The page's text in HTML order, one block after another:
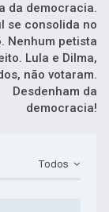
da democracia.
se consolida no
Nenhum petista
Lula e Dilma,
não votaram.
Desdenham da
democracia!
Todos